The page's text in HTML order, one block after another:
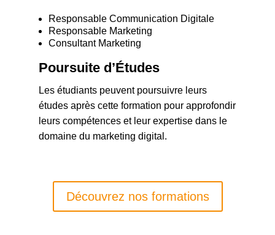
Responsable Communication Digitale
Responsable Marketing
Consultant Marketing
Poursuite d’Études
Les étudiants peuvent poursuivre leurs
études après cette formation pour approfondir
leurs compétences et leur expertise dans le
domaine du marketing digital.
Découvrez nos formations